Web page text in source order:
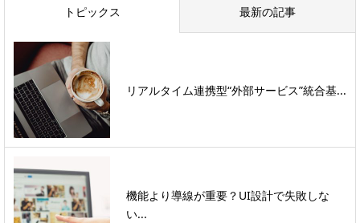
トピックス 最新の記事
リアルタイム連携型“外部サービス”統合基...
機能より導線が重要？UI設計で失敗しな
い...